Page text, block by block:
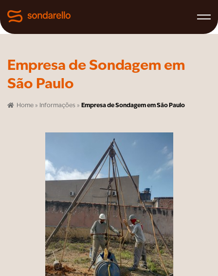
Empresa de Sondagem em
São Paulo
Home » Informações » Empresa de Sondagem em São Paulo